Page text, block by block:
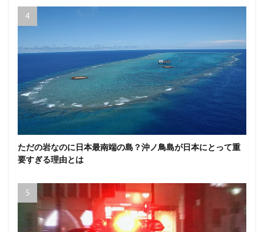
ただの岩なのに日本最南端の島？沖ノ鳥島が日本にとって重
要すぎる理由とは